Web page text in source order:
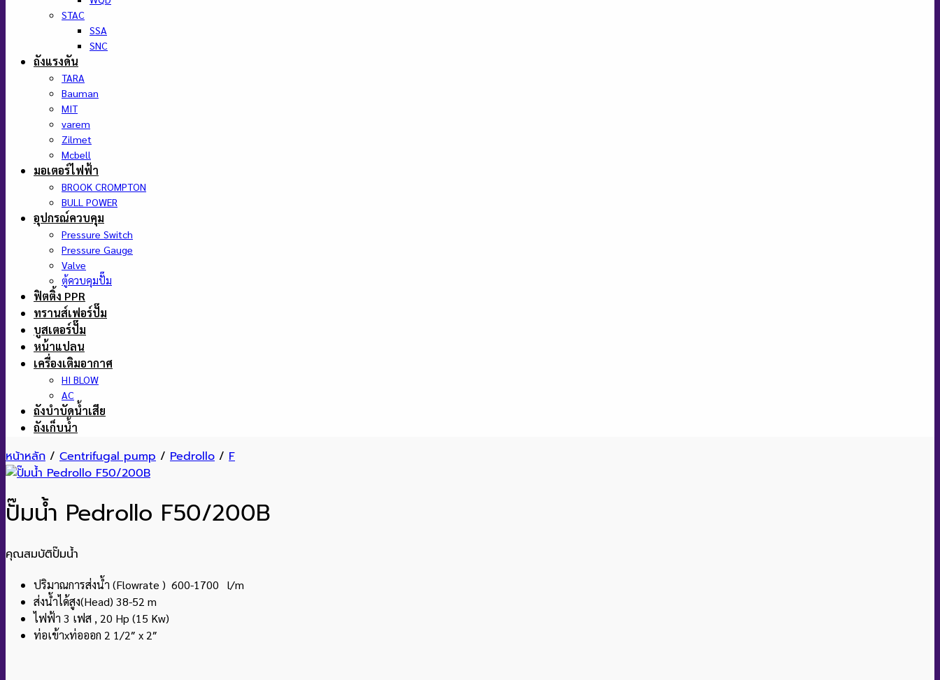
STAC
SSA
SNC
ถังแรงดัน
TARA
Bauman
MIT
varem
Zilmet
Mcbell
มอเตอร์ไฟฟ้า
BROOK CROMPTON
BULL POWER
อุปกรณ์ควบคุม
Pressure Switch
Pressure Gauge
Valve
ตู้ควบคุมปั๊ม
ฟิตติ้ง PPR
ทรานส์เฟอร์ปั๊ม
บูสเตอร์ปั๊ม
หน้าแปลน
เครื่องเติมอากาศ
HI BLOW
AC
ถังบำบัดน้ำเสีย
ถังเก็บน้ำ
หน้าหลัก / Centrifugal pump / Pedrollo / F
ปั๊มน้ำ Pedrollo F50/200B
คุณสมบัติปั๊มน้ำ
ปริมาณการส่งน้ำ (Flowrate ) 600-1700 l/m
ส่งน้ำได้สูง(Head) 38-52 m
ไฟฟ้า 3 เฟส , 20 Hp (15 Kw)
ท่อเข้าxท่อออก 2 1/2″ x 2″